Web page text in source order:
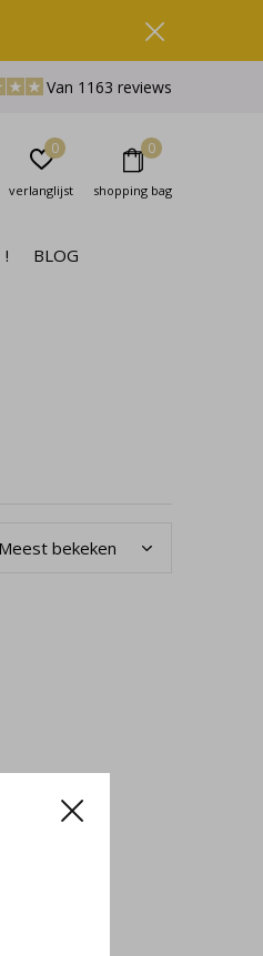
! BLOG
verlanglijst
0
shopping bag
0
Van 1163 reviews